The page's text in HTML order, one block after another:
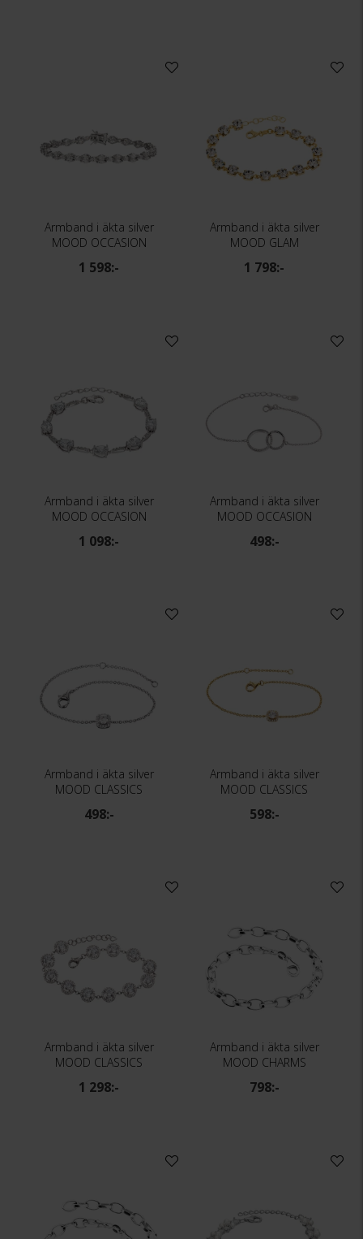
Armband i äkta silver
MOOD OCCASION
1 598:-
Armband i äkta silver
MOOD GLAM
1 798:-
Armband i äkta silver
MOOD OCCASION
1 098:-
Armband i äkta silver
MOOD OCCASION
498:-
Armband i äkta silver
MOOD CLASSICS
498:-
Armband i äkta silver
MOOD CLASSICS
598:-
Armband i äkta silver
MOOD CLASSICS
1 298:-
Armband i äkta silver
MOOD CHARMS
798:-